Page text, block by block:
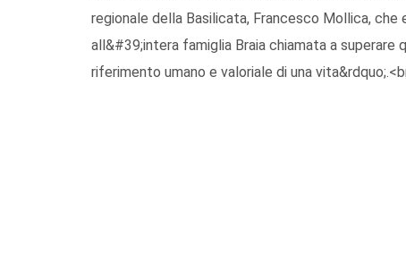
regionale della Basilicata, Francesco Mollica,
all&#39;intera famiglia Braia chiamata a
riferimento umano e valoriale di una